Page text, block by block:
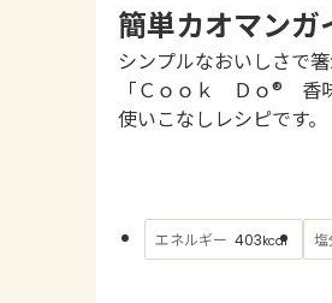
簡単カオマンガ
シンプルなおいしさで
「Ｃｏｏｋ Ｄｏ® 香
使いこなしレシピです。
エネルギー 403kcal 塩